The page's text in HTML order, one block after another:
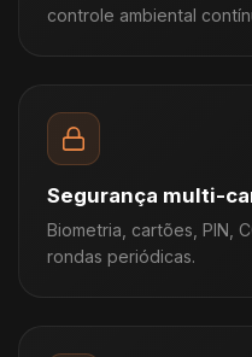
controle ambiental
Segurança multi-
Biometria, cartões, PIN,
rondas periódicas.